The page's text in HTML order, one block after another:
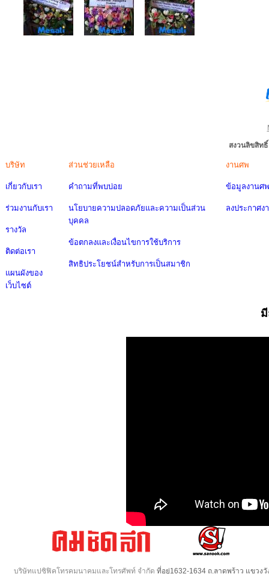
สงวนลิขสิท
บริษัท
เกี่ยวกับเรา
ร่วมงานกับเรา
รางวัล
ติดต่อเรา
แผนผังของ
เว็บไซต์
ส่วนช่วยเหลือ
คำถามที่พบบ่อย
นโยบายความปลอดภัยและความเป็นส่วน
บุคคล
ข้อตกลงและเงื่อนไขการใช้บริการ
สิทธิประโยชน์สำหรับการเป็นสมาชิก
งานศพ
ข้อมูลงานศพ
ลงประกาศง
บริษัทแปซิฟิคโทรคมนาคมและโทรศัพท์ จำกัด ที่อยู่1632-1634 ถ.ลาดพร้าว แขวง